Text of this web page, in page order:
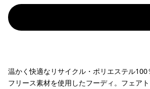
温かく快適なリサイクル・ポリエステル100
フリース素材を使用したフーディ。フェア